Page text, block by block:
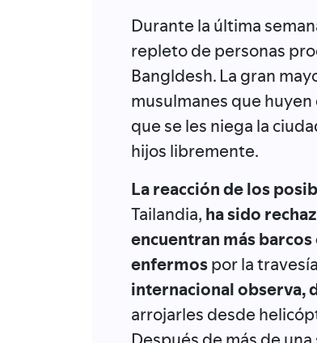
Durante la última
repleto de personas
Bangldesh. La gran
musulmanes que
que se les niega la
hijos libremente.
La reacción de los
Tailandia, ha sido
encuentran más
enfermospor la
internacional observa,
arrojarles desde